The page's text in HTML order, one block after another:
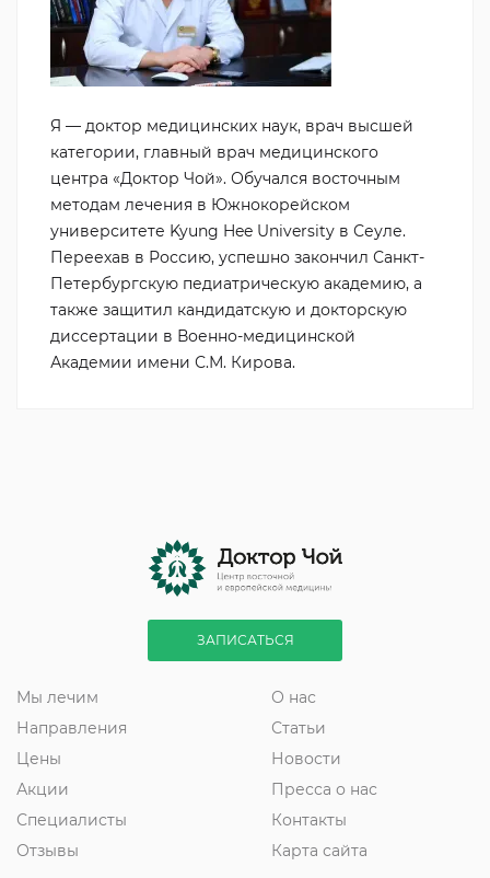
Я — доктор медицинских наук, врач высшей
категории, главный врач медицинского
центра «Доктор Чой». Обучался восточным
методам лечения в Южнокорейском
университете Kyung Hee University в Сеуле.
Переехав в Россию, успешно закончил Санкт-
Петербургскую педиатрическую академию, а
также защитил кандидатскую и докторскую
диссертации в Военно-медицинской
Академии имени С.М. Кирова.
ЗАПИСАТЬСЯ
Мы лечим
Направления
Цены
Акции
Специалисты
Отзывы
О нас
Статьи
Новости
Пресса о нас
Контакты
Карта сайта